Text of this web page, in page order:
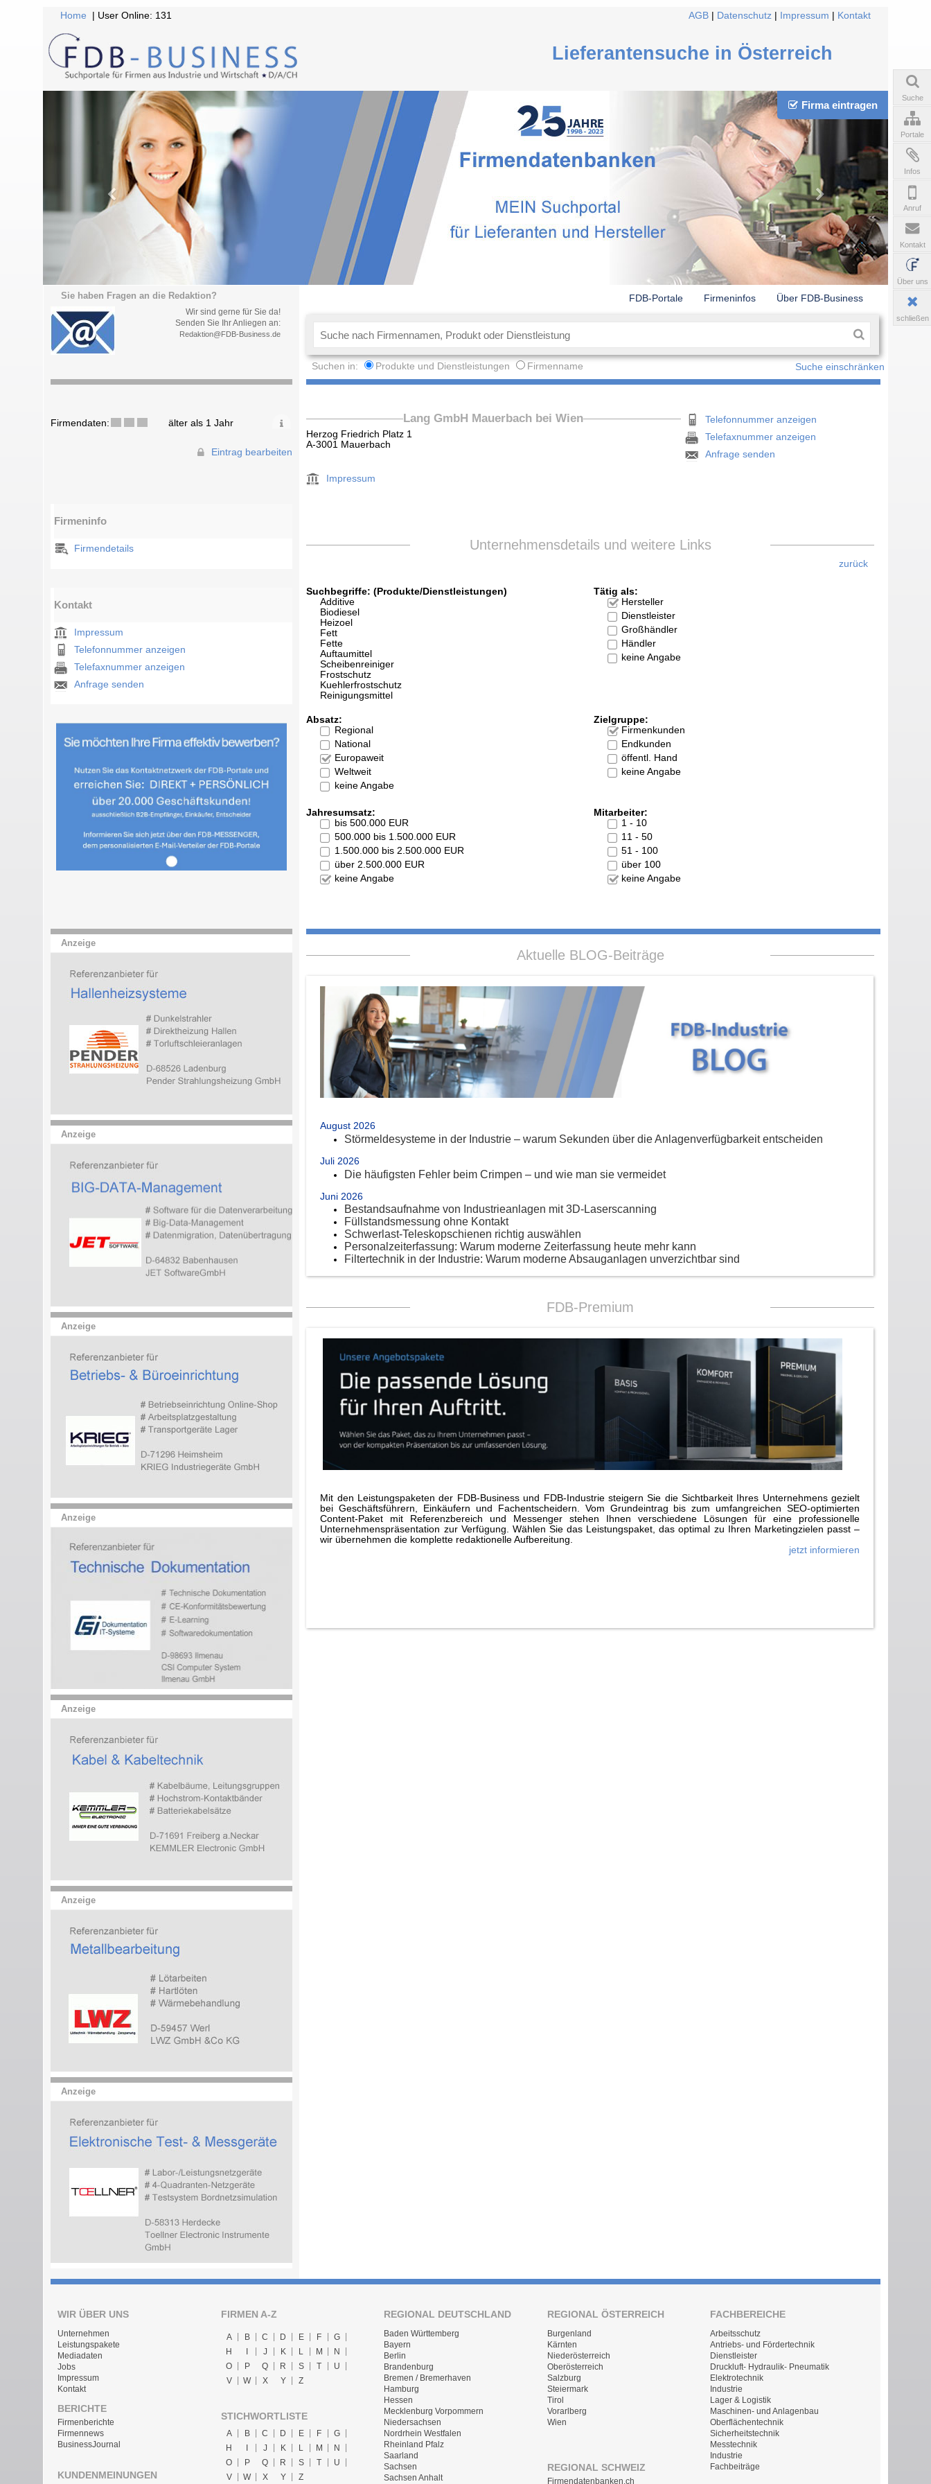
Home | User Online: 131 AGB Datenschutz Impressum Kontakt
Lieferantensuche in Österreich
Firma eintragen
Sie haben Fragen an die Redaktion?
Wir sind gerne für Sie da!
Senden Sie Ihr Anliegen an:
Redaktion@FDB-Business.de
FDB-Portale Firmeninfos Über FDB-Business
Suchen in: Produkte und Dienstleistungen Firmenname Suche einschränken
Firmendaten: älter als 1 Jahr
Eintrag bearbeiten
Firmeninfo
Firmendetails
Kontakt
Impressum
Telefonnummer anzeigen
Telefaxnummer anzeigen
Anfrage senden
Anzeige
Anzeige
Anzeige
Anzeige
Anzeige
Anzeige
Anzeige
Lang GmbH Mauerbach bei Wien
Herzog Friedrich Platz 1
A-3001 Mauerbach
Impressum
Telefonnummer anzeigen
Telefaxnummer anzeigen
Anfrage senden
Unternehmensdetails und weitere Links
zurück
Suchbegriffe: (Produkte/Dienstleistungen)
Additive
Biodiesel
Heizoel
Fett
Fette
Auftaumittel
Scheibenreiniger
Frostschutz
Kuehlerfrostschutz
Reinigungsmittel
Tätig als:
Hersteller
Dienstleister
Großhändler
Händler
keine Angabe
Absatz:
Regional
National
Europaweit
Weltweit
keine Angabe
Zielgruppe:
Firmenkunden
Endkunden
öffentl. Hand
keine Angabe
Jahresumsatz:
bis 500.000 EUR
500.000 bis 1.500.000 EUR
1.500.000 bis 2.500.000 EUR
über 2.500.000 EUR
keine Angabe
Mitarbeiter:
1 - 10
11 - 50
51 - 100
über 100
keine Angabe
Aktuelle BLOG-Beiträge
August 2026
Störmeldesysteme in der Industrie – warum Sekunden über die Anlagenverfügbarkeit entscheiden
Juli 2026
Die häufigsten Fehler beim Crimpen – und wie man sie vermeidet
Juni 2026
Bestandsaufnahme von Industrieanlagen mit 3D-Laserscanning
Füllstandsmessung ohne Kontakt
Schwerlast-Teleskopschienen richtig auswählen
Personalzeiterfassung: Warum moderne Zeiterfassung heute mehr kann
Filtertechnik in der Industrie: Warum moderne Absauganlagen unverzichtbar sind
FDB-Premium
Mit den Leistungspaketen der FDB-Business und FDB-Industrie steigern Sie die Sichtbarkeit Ihres Unternehmens gezielt
bei Geschäftsführern, Einkäufern und Fachentscheidern. Vom Grundeintrag bis zum umfangreichen SEO-optimierten
Content-Paket mit Referenzbereich und Messenger stehen Ihnen verschiedene Lösungen für eine professionelle
Unternehmenspräsentation zur Verfügung. Wählen Sie das Leistungspaket, das optimal zu Ihren Marketingzielen passt –
wir übernehmen die komplette redaktionelle Aufbereitung.
jetzt informieren
WIR ÜBER UNS
Unternehmen
Leistungspakete
Mediadaten
Jobs
Impressum
Kontakt
BERICHTE
Firmenberichte
Firmennews
BusinessJournal
KUNDENMEINUNGEN
FIRMEN A-Z
A B C D E F
G
H
J K L M
N
O
P Q R S T
U
V
W X Y Z
STICHWORTLISTE
A B C D E F
G
H
I J K L M
N
O
P Q R S T
U
V
W X Y Z
REGIONAL DEUTSCHLAND
Baden Württemberg
Bayern
Berlin
Brandenburg
Bremen / Bremerhaven
Hamburg
Hessen
Mecklenburg Vorpommern
Niedersachsen
Nordrhein Westfalen
Rheinland Pfalz
Saarland
Sachsen
Sachsen Anhalt
REGIONAL ÖSTERREICH
Burgenland
Kärnten
Niederösterreich
Oberösterreich
Salzburg
Steiermark
Tirol
Vorarlberg
Wien
REGIONAL SCHWEIZ
Firmendatenbanken.ch
FACHBEREICHE
Arbeitsschutz
Antriebs- und Fördertechnik
Dienstleister
Druckluft- Hydraulik- Pneumatik
Elektrotechnik
Industrie
Lager & Logistik
Maschinen- und Anlagenbau
Oberflächentechnik
Sicherheitstechnik
Messtechnik
Industrie
Fachbeiträge
Suche
Portale
Infos
Anruf
Kontakt
Über uns
schließen